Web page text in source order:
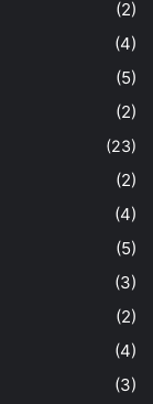
(2)
(4)
(5)
(2)
(23)
(2)
(4)
(5)
(3)
(2)
(4)
(3)